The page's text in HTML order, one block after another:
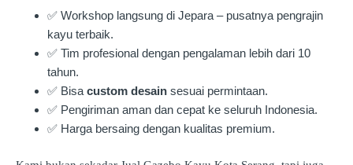
✅ Workshop langsung di Jepara – pusatnya pengrajin
kayu terbaik.
✅ Tim profesional dengan pengalaman lebih dari 10
tahun.
✅ Bisa custom desain sesuai permintaan.
✅ Pengiriman aman dan cepat ke seluruh Indonesia.
✅ Harga bersaing dengan kualitas premium.